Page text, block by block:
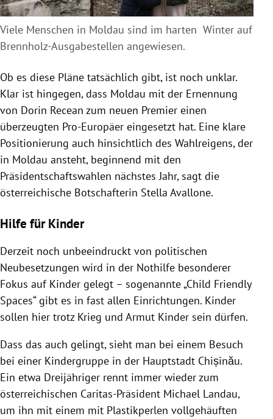
Viele Menschen in Moldau sind im harten Winter auf
Brennholz-Ausgabestellen angewiesen.
Ob es diese Pläne tatsächlich gibt, ist noch unklar.
Klar ist hingegen, dass Moldau mit der Ernennung
von Dorin Recean zum neuen Premier einen
überzeugten Pro-Europäer eingesetzt hat. Eine klare
Positionierung auch hinsichtlich des Wahlreigens, der
in Moldau ansteht, beginnend mit den
Präsidentschaftswahlen nächstes Jahr, sagt die
österreichische Botschafterin Stella Avallone.
Hilfe für Kinder
Derzeit noch unbeeindruckt von politischen
Neubesetzungen wird in der Nothilfe besonderer
Fokus auf Kinder gelegt – sogenannte „Child Friendly
Spaces“ gibt es in fast allen Einrichtungen. Kinder
sollen hier trotz Krieg und Armut Kinder sein dürfen.
Dass das auch gelingt, sieht man bei einem Besuch
bei einer Kindergruppe in der Hauptstadt Chișinău.
Ein etwa Dreijähriger rennt immer wieder zum
österreichischen Caritas-Präsident Michael Landau,
um ihn mit einem mit Plastikperlen vollgehäuften